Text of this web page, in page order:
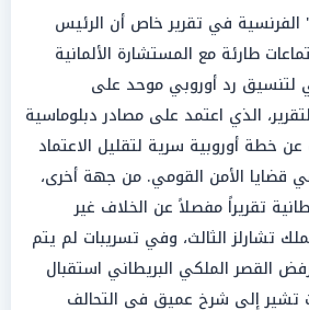
في تقرير خاص أن الرئيس
طارئة مع المستشارة الألمانية
لتنسيق رد أوروبي موحد على
الذي اعتمد على مصادر دبلوماسية
خطة أوروبية سرية لتقليل الاعتماد
قضايا الأمن القومي. من جهة أخرى،
تقريراً مفصلاً عن الخلاف غير
تشارلز الثالث، وفي تسريبات لم يتم
القصر الملكي البريطاني استقبال
تشير إلى شرخ عميق في التحالف